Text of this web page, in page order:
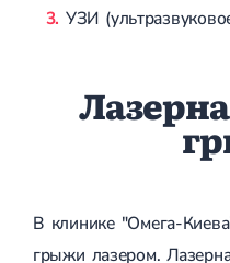
УЗИ
В клинике "Омега-
грыжи лазером.